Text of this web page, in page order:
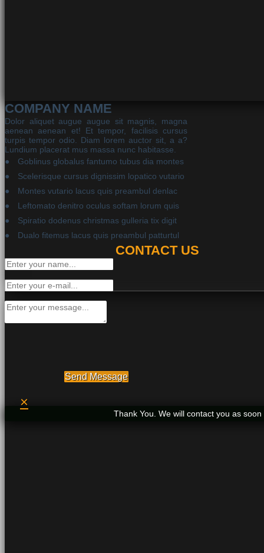
COMPANY NAME
Dolor aliquet augue augue sit magnis, magna
aenean aenean et! Et tempor, facilisis cursus
turpis tempor odio. Diam lorem auctor sit, a a?
Lundium placerat mus massa nunc habitasse.
Goblinus globalus fantumo tubus dia montes
Scelerisque cursus dignissim lopatico vutario
Montes vutario lacus quis preambul denlac
Leftomato denitro oculus softam lorum quis
Spiratio dodenus christmas gulleria tix digit
Dualo fitemus lacus quis preambul patturtul
CONTACT US
Send Message
×
Thank You. We will contact you as